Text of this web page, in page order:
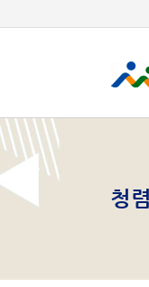
청